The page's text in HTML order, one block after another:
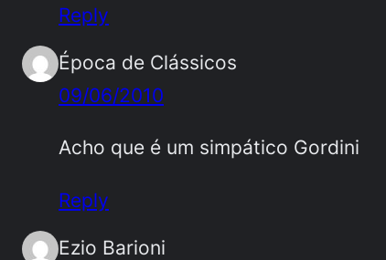
Reply
Época de Clássicos
09/06/2010
Acho que é um simpático Gordini
Reply
Ezio Barioni